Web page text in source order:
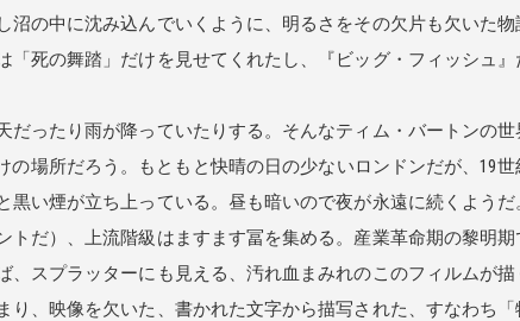
の中に沈み込んでいくように、明るさをその欠片も欠いた
「死の舞踏」だけを見せてくれたし、『ビッグ・フィッシュ
ったり雨が降っていたりする。そんなティム・バートンの
場所だろう。もともと快晴の日の少ないロンドンだが、19
黒い煙が立ち上っている。昼も暗いので夜が永遠に続くよう
トだ）、上流階級はますます冨を集める。産業革命期の黎明
、スプラッターにも見える、汚れ血まみれのこのフィルムが
り、映像を欠いた、書かれた文字から描写された、すなわち